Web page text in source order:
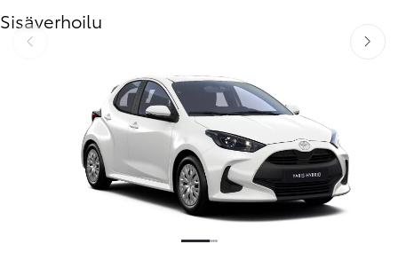
Sisäverhoilu
Edellinen Seuraava